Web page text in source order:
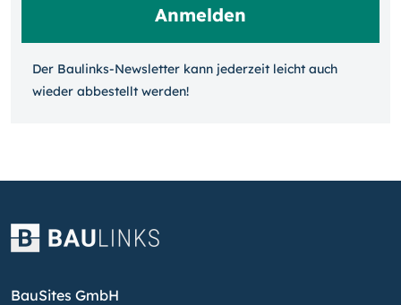
Der Baulinks-Newsletter kann jeder­zeit leicht auch
wieder ab­bestellt werden!
BauSites GmbH